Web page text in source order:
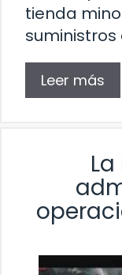
tienda
suministros
Leer más